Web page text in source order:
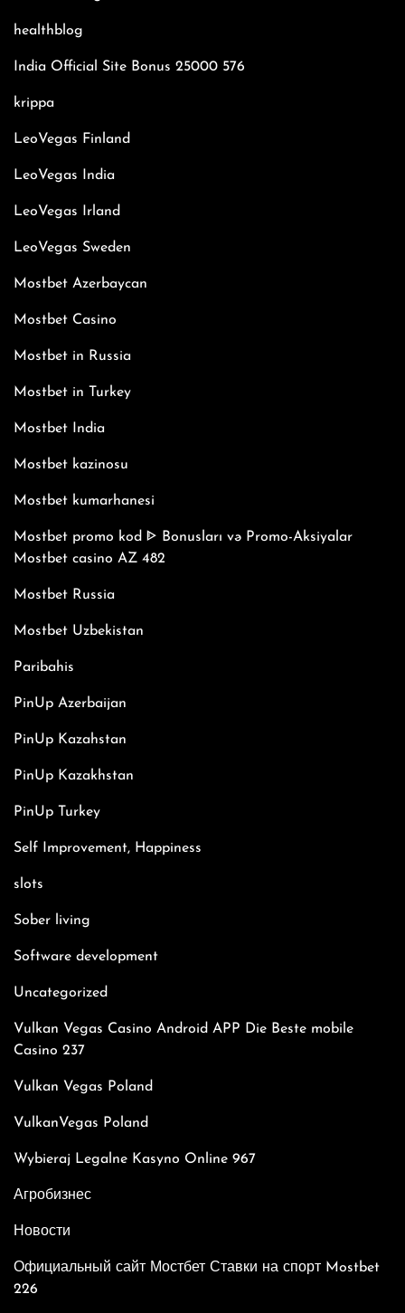
healthblog
India Official Site Bonus 25000 576
krippa
LeoVegas Finland
LeoVegas India
LeoVegas Irland
LeoVegas Sweden
Mostbet Azerbaycan
Mostbet Casino
Mostbet in Russia
Mostbet in Turkey
Mostbet India
Mostbet kazinosu
Mostbet kumarhanesi
Mostbet promo kod ᐈ Bonusları və Promo-Aksiyalar
Mostbet casino AZ 482
Mostbet Russia
Mostbet Uzbekistan
Paribahis
PinUp Azerbaijan
PinUp Kazahstan
PinUp Kazakhstan
PinUp Turkey
Self Improvement, Happiness
slots
Sober living
Software development
Uncategorized
Vulkan Vegas Casino Android APP Die Beste mobile
Casino 237
Vulkan Vegas Poland
VulkanVegas Poland
Wybieraj Legalne Kasyno Online 967
Агробизнес
Новости
Официальный сайт Мостбет Ставки на спорт Mostbet
226